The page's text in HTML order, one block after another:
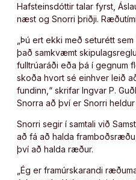
Hafsteinsdóttir talar fyrst,
næst og Snorri þriðji.
„Þú ert ekki með seturétt
það samkvæmt
fulltrúaráði eða þá í gegnum
skoða hvort sé einhver leið
fundinn,“ skrifar Ingvar P.
Snorra að því er Snorri heldur
Snorri segir í samtali við
að fá að halda
því að halda ræður.
„Ég er framúrskarandi